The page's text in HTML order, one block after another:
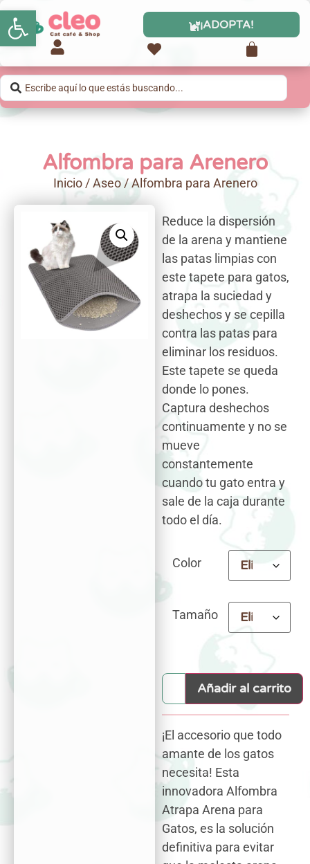
Abrir barra de herramientas ¡ADOPTA!
Alfombra para Arenero
Inicio/Aseo/ Alfombra para Arenero
Reduce la dispersión
de la arena y mantiene
las patas limpias con
este tapete para gatos,
atrapa la suciedad y
deshechos y se cepilla
contra las patas para
eliminar los residuos.
Este tapete se queda
donde lo pones.
Captura deshechos
continuamente y no se
mueve
constantemente
cuando tu gato entra y
sale de la caja durante
todo el día.
Color
Tamaño
Añadir al carrito
¡El accesorio que todo
amante de los gatos
necesita! Esta
innovadora Alfombra
Atrapa Arena para
Gatos, es la solución
definitiva para evitar